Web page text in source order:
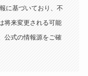
に基づいており、不
将来変更される可能
公式の情報源をご確